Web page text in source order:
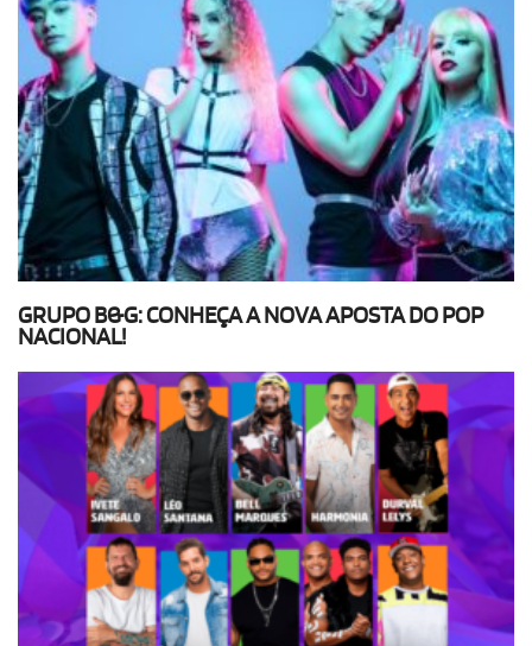
GRUPO B&G: CONHEÇA A NOVA APOSTA DO POP
NACIONAL!